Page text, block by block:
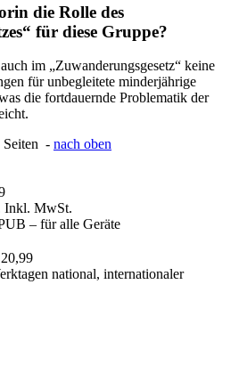
die Rolle des
für diese Gruppe?
im „Zuwanderungsgesetz“ keine
für unbegleitete minderjährige
die fortdauernde Problematik der
Seiten - nach oben
Inkl. MwSt.
– für alle Geräte
national, internationaler